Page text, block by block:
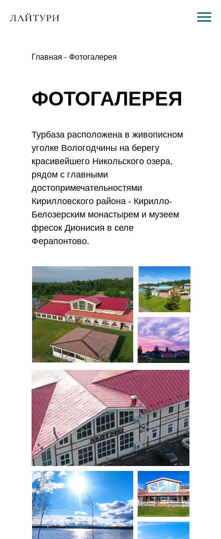
Главная - Фотогалерея
ФОТОГАЛЕРЕЯ
Турбаза расположена в живописном
уголке Вологодчины на берегу
красивейшего Никольского озера,
рядом с главными
достопримечательностями
Кирилловского района - Кирилло-
Белозерским монастырем и музеем
фресок Дионисия в селе
Ферапонтово.